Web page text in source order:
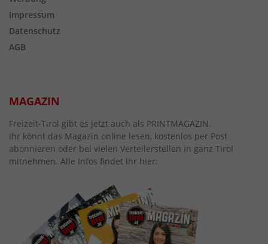
Impressum
Datenschutz
AGB
MAGAZIN
Freizeit-Tirol gibt es jetzt auch als PRINTMAGAZIN.
Ihr könnt das Magazin online lesen, kostenlos per Post
abonnieren oder bei vielen Verteilerstellen in ganz Tirol
mitnehmen. Alle Infos findet ihr hier: